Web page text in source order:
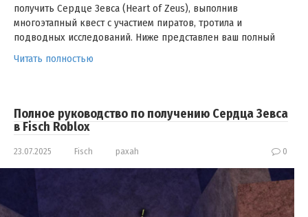
получить Сердце Зевса (Heart of Zeus), выполнив
многоэтапный квест с участием пиратов, тротила и
подводных исследований. Ниже представлен ваш полный
Читать полностью
Полное руководство по получению Сердца Зевса
в Fisch Roblox
23.07.2025 Fisch paxah 0